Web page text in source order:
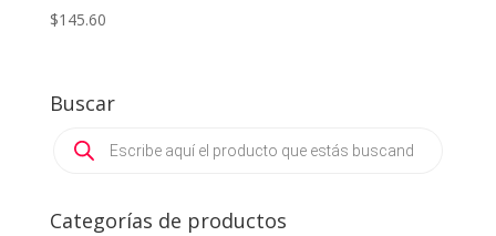
$145.60
Buscar
search
Categorías de productos